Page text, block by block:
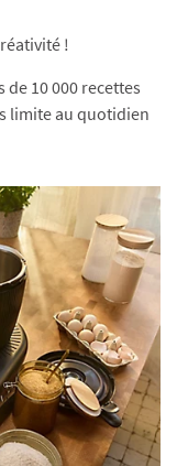
!
10 000 recettes
limite au quotidien